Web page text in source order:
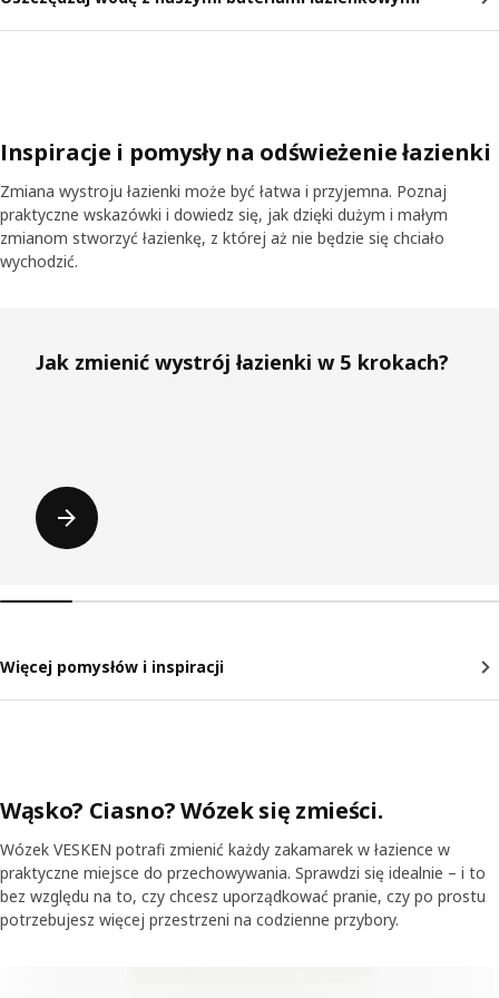
Inspiracje i pomysły na odświeżenie łazienki
Zmiana wystroju łazienki może być łatwa i przyjemna. Poznaj
praktyczne wskazówki i dowiedz się, jak dzięki dużym i małym
zmianom stworzyć łazienkę, z której aż nie będzie się chciało
wychodzić.
Jak zmienić wystrój łazienki w 5 krokach?
Więcej pomysłów i inspiracji
Wąsko? Ciasno? Wózek się zmieści.
Wózek VESKEN potrafi zmienić każdy zakamarek w łazience w
praktyczne miejsce do przechowywania. Sprawdzi się idealnie – i to
bez względu na to, czy chcesz uporządkować pranie, czy po prostu
potrzebujesz więcej przestrzeni na codzienne przybory.